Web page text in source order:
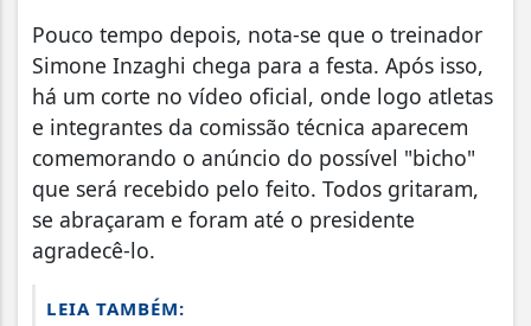
Pouco tempo depois, nota-se que o treinador
Simone Inzaghi chega para a festa. Após isso,
há um corte no vídeo oficial, onde logo atletas
e integrantes da comissão técnica aparecem
comemorando o anúncio do possível "bicho"
que será recebido pelo feito. Todos gritaram,
se abraçaram e foram até o presidente
agradecê-lo.
LEIA TAMBÉM: